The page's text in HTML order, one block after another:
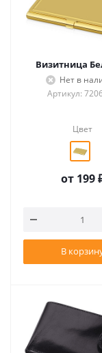
Визитница
Нет в
Артикул:
Цвет
от 199
В